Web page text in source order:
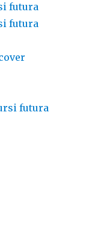
futura
futura
futura